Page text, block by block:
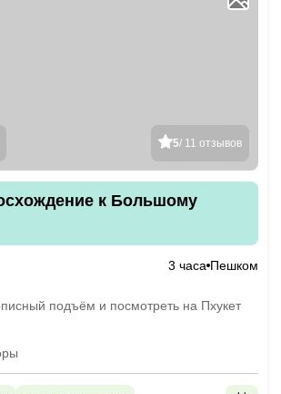
5/ 11 отзывов
к Большому
3 часа Пешком
подъём и посмотреть на Пхукет